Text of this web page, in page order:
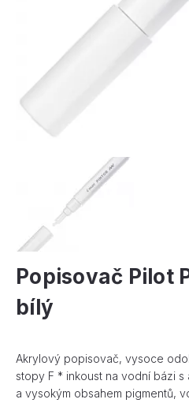
Popisovač Pilot
bílý
Akrylový popisovač, vysoce
stopy F * inkoust na vodní bázi s
a vysokým obsahem pigmentů,